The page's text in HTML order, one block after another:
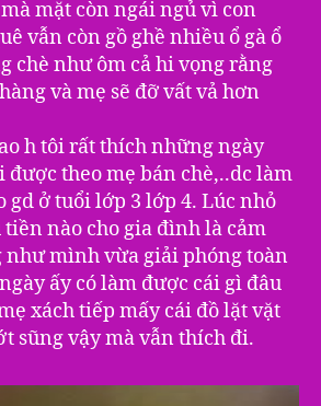
mặt còn ngái ngủ vì con
vẫn còn gồ ghề nhiều ổ gà ổ
chè như ôm cả hi vọng rằng
và mẹ sẽ đỡ vất vả hơn
h tôi rất thích những ngày
theo mẹ bán chè,..dc làm
gd ở tuổi lớp 3 lớp 4. Lúc nhỏ
nào cho gia đình là cảm
như mình vừa giải phóng toàn
ấy có làm được cái gì đâu
xách tiếp mấy cái đồ lặt vặt
sũng vậy mà vẫn thích đi.